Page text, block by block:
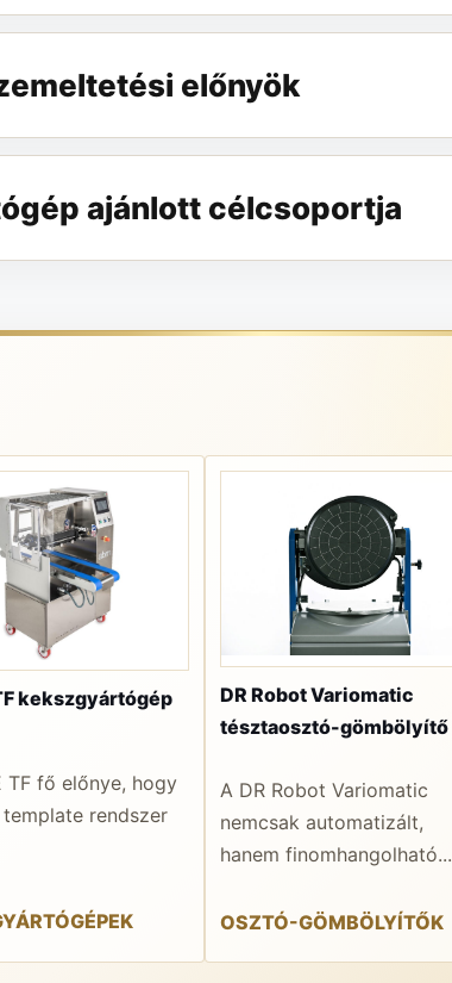
előnyök
ajánlott célcsoportja
kekszgyártógép
TF fő előnye, hogy
rendszer
DR Robot Variomatic
tésztaosztó-gömbölyítő
A DR Robot Variomatic
nemcsak automatizált,
hanem finomhangolható...
OSZTÓ-GÖMBÖLYÍTŐK